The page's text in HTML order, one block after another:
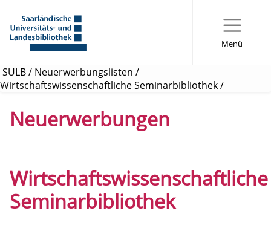
Menü
SULB/ Neuerwerbungslisten /
Wirtschaftswissenschaftliche Seminarbibliothek/
Neuerwerbungen
Wirtschaftswissenschaftliche
Seminarbibliothek